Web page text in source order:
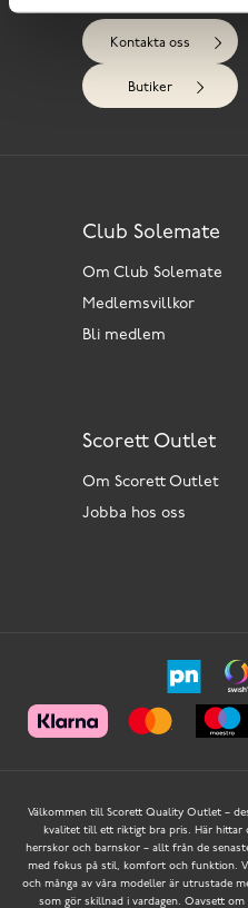
Kontakta oss
Butiker
Scorett Outlet
Om Scorett Outlet
Jobba hos oss
Club Solemate
Om Club Solemate
Medlemsvillkor
Bli medlem
Välkommen till Scorett Quality Outlet –
kvalitet till ett riktigt bra pris. Här hittar
herrskor och barnskor – allt från de
med fokus på stil, komfort och funktion.
och många av våra modeller är utrustade
som gör skillnad i vardagen. Oavsett